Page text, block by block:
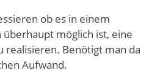
ob es in einem
möglich ist, eine
realisieren. Benötigt man da
Aufwand.